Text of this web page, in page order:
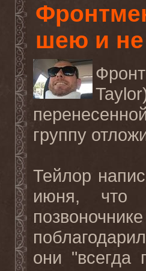
шею и не
Taylor
группу
Тейлор
июня, что
они "всегда